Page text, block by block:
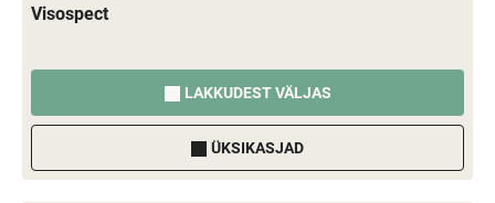
Visospect
LAKKUDEST VÄLJAS
ÜKSIKASJAD